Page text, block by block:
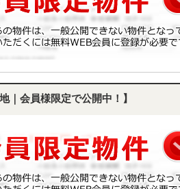
｜会員様限定で公開中！】